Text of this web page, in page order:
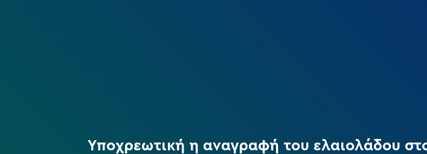
Υποχρεωτική η αναγραφή του ελαιολάδου